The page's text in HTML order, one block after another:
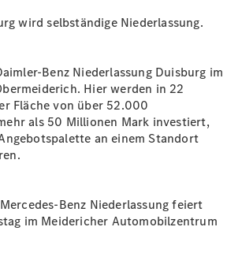
elektrisch
Online
Store
smart
Serviceangebote
wird selbständige Niederlassung.
Benz Niederlassung Duisburg im
Hier werden in 22
Fläche von über 52.000
als 50 Millionen Mark investiert,
an einem Standort
Benz Niederlassung feiert
im Meidericher Automobilzentrum